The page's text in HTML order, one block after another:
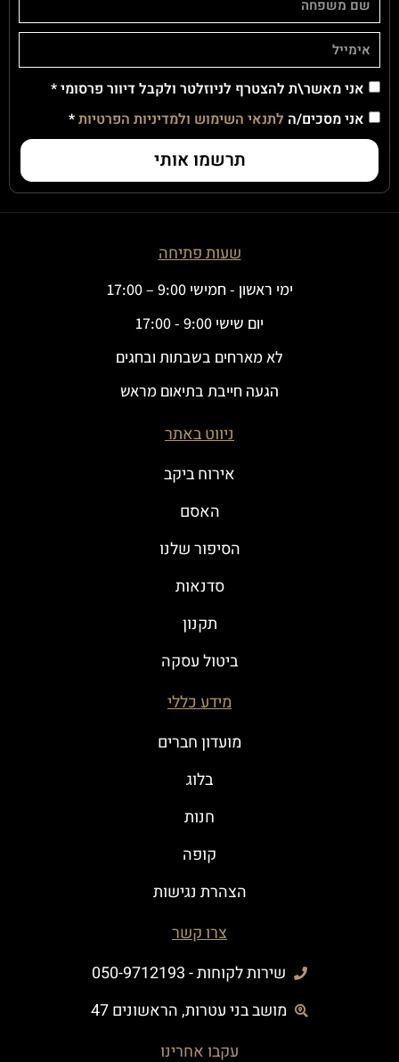
אני מאשר\ת להצטרף לניוזלטר ולקבל דיוור פרסומי *
אני מסכים/ה לתנאי השימוש ולמדיניות הפרטיות*
תרשמו אותי
שעות פתיחה
ימי ראשון - חמישי 9:00 – 17:00
יום שישי 9:00 - 17:00
לא מארחים בשבתות ובחגים
הגעה חייבת בתיאום מראש
ניווט באתר
אירוח ביקב
האסם
הסיפור שלנו
סדנאות
תקנון
ביטול עסקה
מידע כללי
מועדון חברים
בלוג
חנות
קופה
הצהרת נגישות
צרו קשר
שירות לקוחות - 050-9712193
מושב בני עטרות, הראשונים 47
עקבו אחרינו